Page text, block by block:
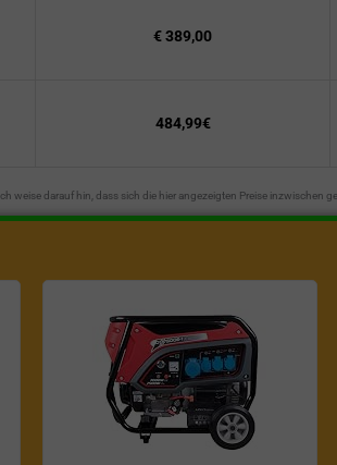
€ 389,00
484,99€
weise darauf hin, dass sich die hier angezeigten Preise inzwischen